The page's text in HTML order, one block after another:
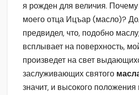
я рожден для величия.
моего отца Ицъар (масло)?
предвидел, что, подобно
всплывает на поверхность,
произведет на свет
заслуживающих святого
значит, и высокого положения